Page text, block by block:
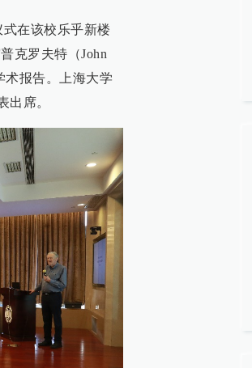
在该校乐乎新楼
克罗夫特（John
术报告。上海大学
出席。